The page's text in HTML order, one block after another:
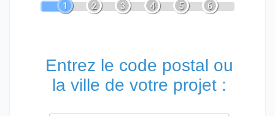
1 2 3 4 5 6
Entrez le code postal ou
la ville de votre projet :